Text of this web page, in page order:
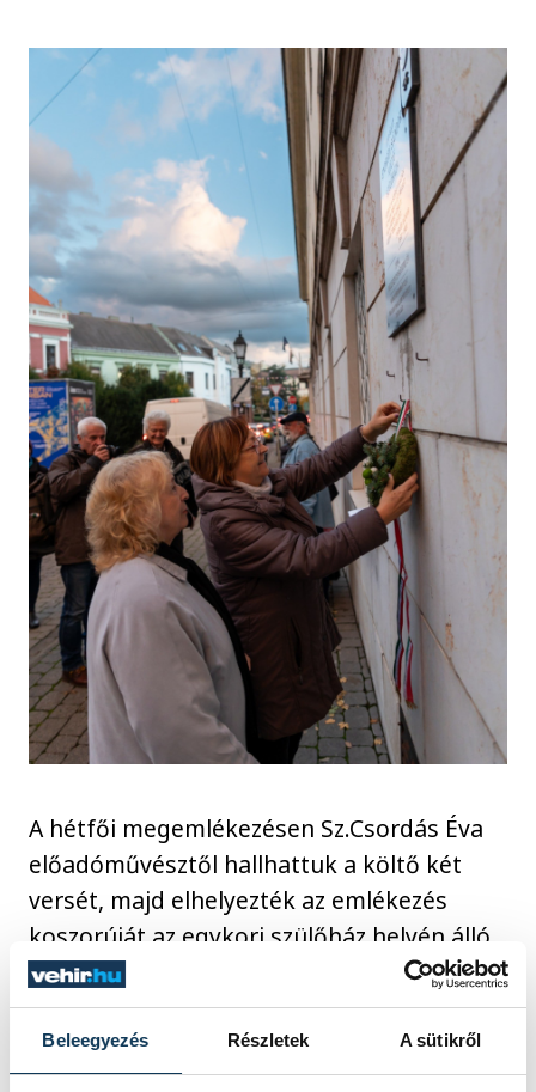
Beleegyezés Részletek A sütikről
A hétfői megemlékezésen Sz.Csordás Éva
előadóművésztől hallhattuk a költő két
versét, majd elhelyezték az emlékezés
koszorúját az egykori szülőház helyén álló
épület falán található emléktáblánál.
A Magyar Irodalomtörténeti Társaság